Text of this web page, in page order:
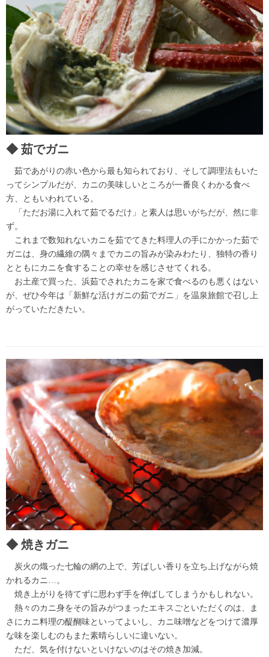
茹でガニ
茹であがりの赤い色から最も知られており、そして調理法もいた
ってシンプルだが、カニの美味しいところが一番良くわかる食べ
方、ともいわれている。
「ただお湯に入れて茹でるだけ」と素人は思いがちだが、然に非
ず。
これまで数知れないカニを茹でてきた料理人の手にかかった茹で
ガニは、身の繊維の隅々までカニの旨みが染みわたり、独特の香り
とともにカニを食することの幸せを感じさせてくれる。
お土産で買った、浜茹でされたカニを家で食べるのも悪くはない
が、ぜひ今年は「新鮮な活けガニの茹でガニ」を温泉旅館で召し上
がっていただきたい。
焼きガニ
炭火の熾った七輪の網の上で、芳ばしい香りを立ち上げながら焼
かれるカニ…。
焼き上がりを待てずに思わず手を伸ばしてしまうかもしれない。
熱々のカニ身をその旨みがつまったエキスごといただくのは、ま
さにカニ料理の醍醐味といってよいし、カニ味噌などをつけて濃厚
な味を楽しむのもまた素晴らしいに違いない。
ただ、気を付けないといけないのはその焼き加減。